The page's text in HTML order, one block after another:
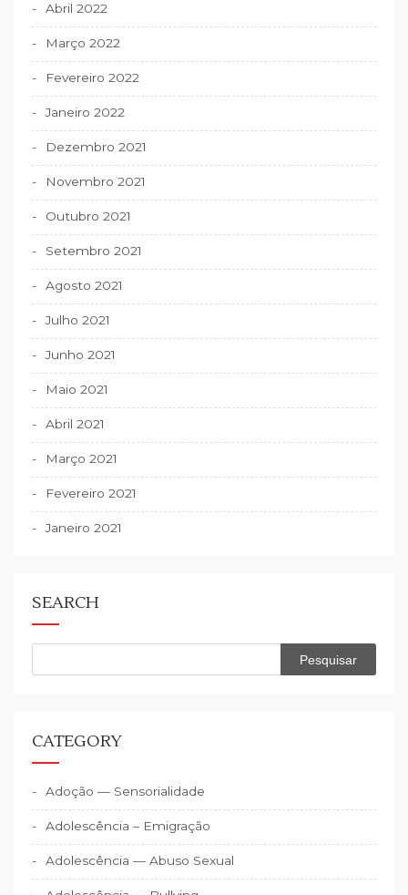
Abril 2022
Março 2022
Fevereiro 2022
Janeiro 2022
Dezembro 2021
Novembro 2021
Outubro 2021
Setembro 2021
Agosto 2021
Julho 2021
Junho 2021
Maio 2021
Abril 2021
Março 2021
Fevereiro 2021
Janeiro 2021
SEARCH
por:
CATEGORY
Adoção — Sensorialidade
Adolescência – Emigração
Adolescência — Abuso Sexual